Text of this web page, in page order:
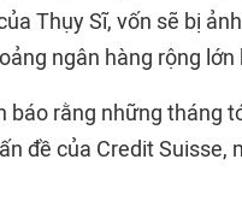
Thụy Sĩ, vốn sẽ bị
ngân hàng rộng lớn
báo rằng những tháng
đề của Credit Suisse,